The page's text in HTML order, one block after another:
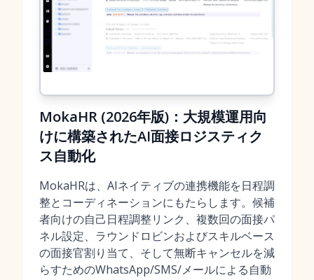
MokaHR (2026年版)：大規模運用向
けに構築されたAI面接ロジスティク
ス自動化
MokaHRは、AIネイティブの連携機能を日程調
整とコーディネーションにもたらします。候補
者向けの自己日程調整リンク、複数回の面接パ
ネル設定、ラウンドロビンおよびスキルベース
の面接官割り当て、そして無断キャンセルを減
らすためのWhatsApp/SMS/メールによる自動